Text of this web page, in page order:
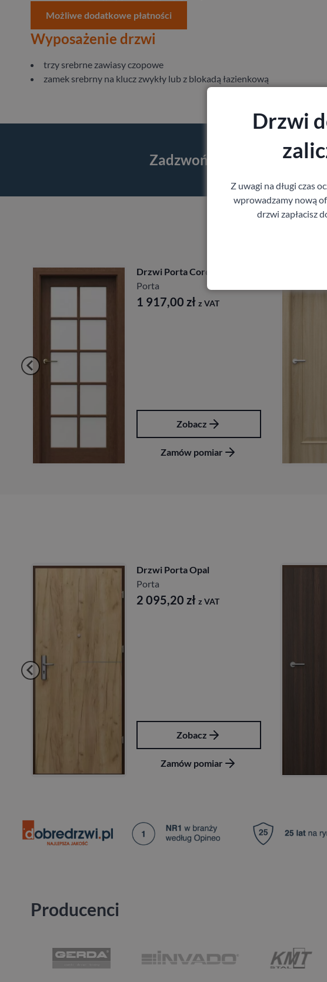
Możliwe dodatkowe płatności
Wyposażenie drzwi
trzy srebrne zawiasy czopowe
zamek srebrny na klucz zwykły lub z blokadą łazienkową
Zadzwoń i skorzystaj z
Drzwi Porta Cordoba
Porta
1 917,00 zł z VAT
Zobacz
Zamów pomiar
Drzwi Porta Opal
Porta
2 095,20 zł z VAT
Zobacz
Zamów pomiar
Producenci
Drzwi
Z uwagi na długi czas
wprowadzamy nową
drzwi zapłacisz